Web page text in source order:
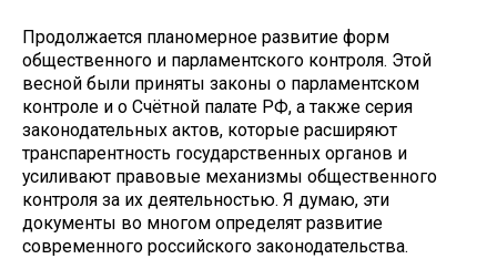
Продолжается планомерное развитие форм
общественного и парламентского контроля. Этой
весной были приняты законы о парламентском
контро­ле и о Счётной палате РФ, а также серия
законодательных актов, которые расширяют
транспарентность государственных органов и
усиливают правовые механизмы общественного
контроля за их деятельностью. Я думаю, эти
документы во многом определят развитие
современного российского законодательства.